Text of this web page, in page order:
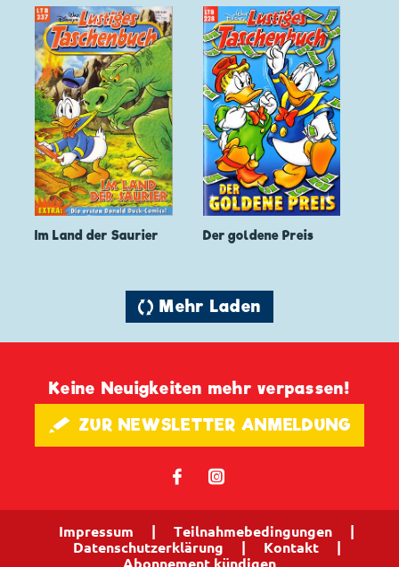
Im Land der Saurier Der goldene Preis
🔄 Mehr Laden
Keine Neuigkeiten mehr verpassen!
🖋 ZUR NEWSLETTER ANMELDUNG
𝖿 📷
Impressum Teilnahmebedingungen
Datenschutzerklärung
Kontakt
Abonnement kündigen